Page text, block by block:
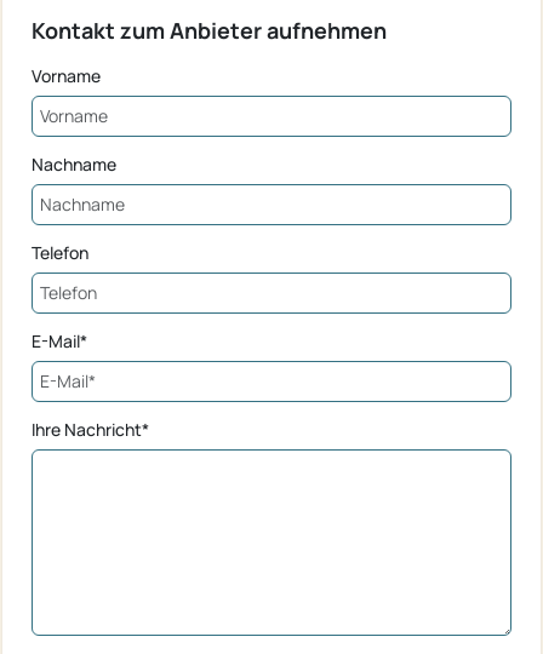
Kontakt zum Anbieter aufnehmen
Vorname
Nachname
Telefon
E-Mail*
Ihre Nachricht*